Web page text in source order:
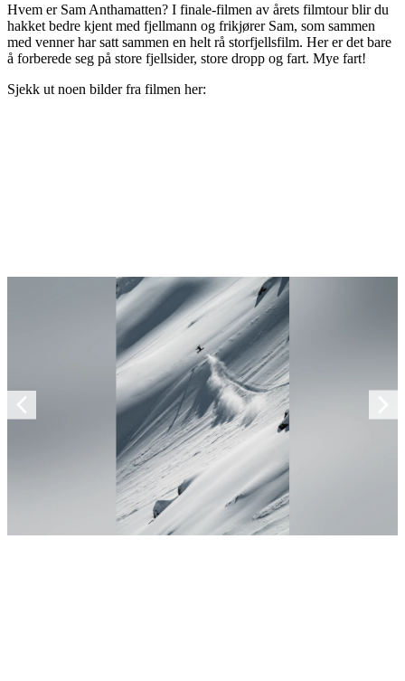
Hvem er Sam Anthamatten? I finale-filmen av årets filmtour blir du
hakket bedre kjent med fjellmann og frikjører Sam, som sammen
med venner har satt sammen en helt rå storfjellsfilm. Her er det bare
å forberede seg på store fjellsider, store dropp og fart. Mye fart!
Sjekk ut noen bilder fra filmen her: